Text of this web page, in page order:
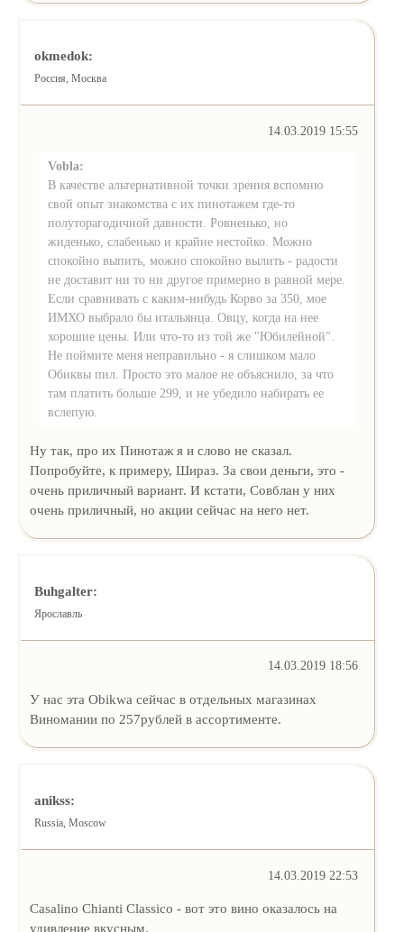
okmedok:
Россия, Москва
14.03.2019 15:55
Vobla:
В качестве альтернативной точки зрения вспомню
свой опыт знакомства с их пинотажем где-то
полуторагодичной давности. Ровненько, но
жиденько, слабенько и крайне нестойко. Можно
спокойно выпить, можно спокойно вылить - радости
не доставит ни то ни другое примерно в равной мере.
Если сравнивать с каким-нибудь Корво за 350, мое
ИМХО выбрало бы итальянца. Овцу, когда на нее
хорошие цены. Или что-то из той же "Юбилейной".
Не поймите меня неправильно - я слишком мало
Обиквы пил. Просто это малое не объяснило, за что
там платить больше 299, и не убедило набирать ее
вслепую.
Ну так, про их Пинотаж я и слово не сказал.
Попробуйте, к примеру, Шираз. За свои деньги, это -
очень приличный вариант. И кстати, Совблан у них
очень приличный, но акции сейчас на него нет.
Buhgalter:
Ярославль
14.03.2019 18:56
У нас эта Obikwa сейчас в отдельных магазинах
Виномании по 257рублей в ассортименте.
anikss:
Russia, Moscow
14.03.2019 22:53
Casalino Chianti Classico - вот это вино оказалось на
удивление вкусным.